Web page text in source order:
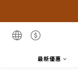
最新優惠